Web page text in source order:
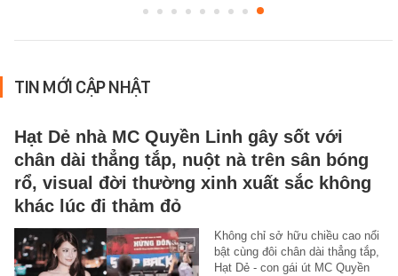
TIN MỚI CẬP NHẬT
Hạt Dẻ nhà MC Quyền Linh gây sốt với
chân dài thẳng tắp, nuột nà trên sân bóng
rổ, visual đời thường xinh xuất sắc không
khác lúc đi thảm đỏ
Không chỉ sở hữu chiều cao nổi
bật cùng đôi chân dài thẳng tắp,
Hạt Dẻ - con gái út MC Quyền